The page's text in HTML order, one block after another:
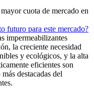
cuota de mercado en
futuro para este mercado?
impermeabilizantes
la creciente necesidad
y ecológicos, y la alta
eficientes son
destacadas del